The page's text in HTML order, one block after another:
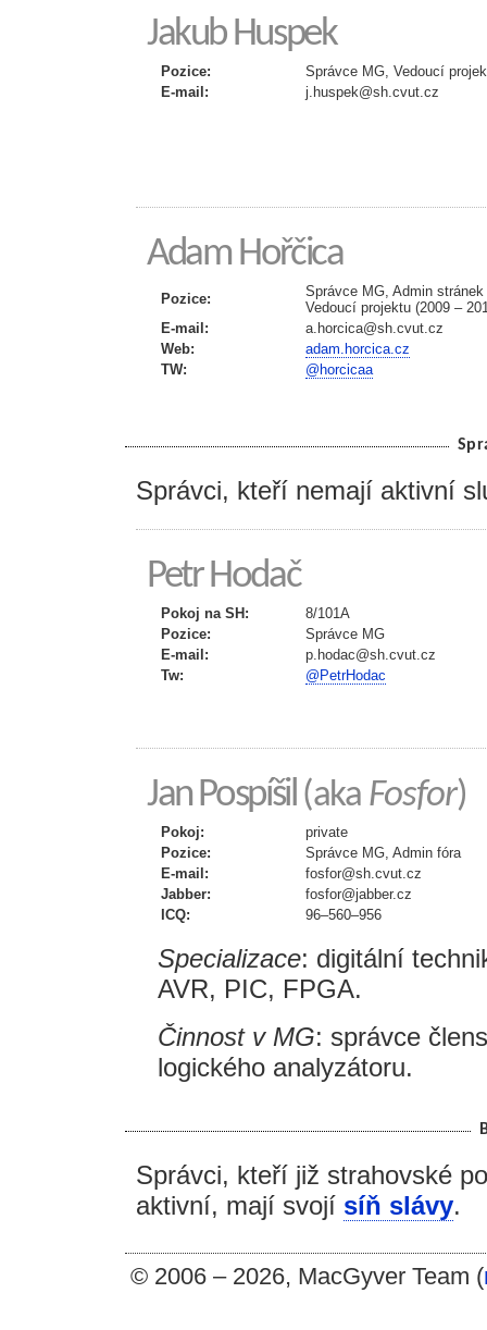
Jakub Huspek
Pozice:
Správce MG, Vedoucí
E-mail:
j.huspek@sh.cvut.cz
Adam Hořčica
Pozice:
Správce MG, Admin stránek
Vedoucí projektu (2009 –
E-mail:
a.horcica@sh.cvut­.cz
Web:
adam.horcica.cz
TW:
@horcicaa
Správci, kteří nemají aktivní
Petr Hodač
Pokoj na SH:
8/101A
Pozice:
Správce MG
E-mail:
p.hodac@sh.cvut.cz
Tw:
@PetrHodac
Jan Pospíšil (aka Fosfor)
Pokoj:
private
Pozice:
Správce MG, Admin fóra
E-mail:
fosfor@sh.cvut.cz
Jabber:
fosfor@jabber.cz
ICQ:
96–560–956
Specializace: digitální
AVR, PIC, FPGA.
Činnost v MG: správce
logického analyzátoru.
Správci, kteří již strahovské
aktivní, mají svojí síň slávy.
© 2006 – 2026, MacGyver Team (